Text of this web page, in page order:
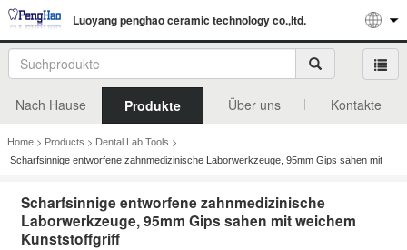
Luoyang penghao ceramic technology co.,ltd.
Nach Hause Produkte Über uns Kontakte
Home > Products > Dental Lab Tools >
Scharfsinnige entworfene zahnmedizinische Laborwerkzeuge, 95mm Gips sahen mit
Scharfsinnige entworfene zahnmedizinische
Laborwerkzeuge, 95mm Gips sahen mit weichem
Kunststoffgriff